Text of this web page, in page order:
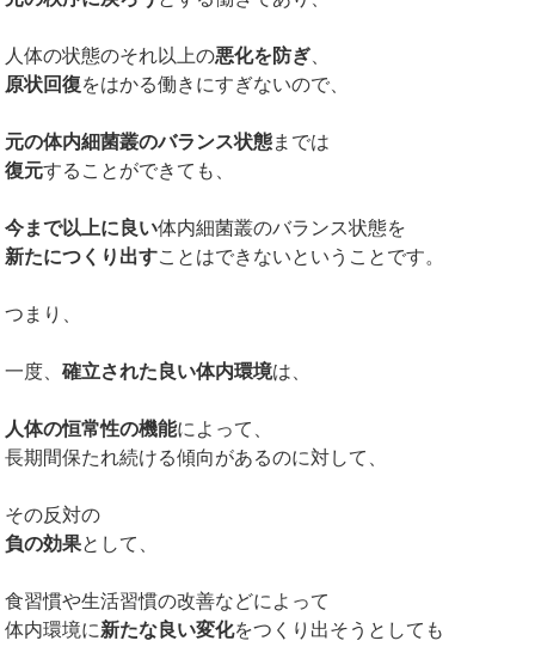
人体の状態のそれ以上の悪化を防ぎ、
原状回復をはかる働きにすぎないので、
元の体内細菌叢のバランス状態までは
復元することができても、
今まで以上に良い体内細菌叢のバランス状態を
新たにつくり出すことはできないということです。
つまり、
一度、確立された良い体内環境は、
人体の恒常性の機能によって、
長期間保たれ続ける傾向があるのに対して、
その反対の
負の効果として、
食習慣や生活習慣の改善などによって
体内環境に新たな良い変化をつくり出そうとしても